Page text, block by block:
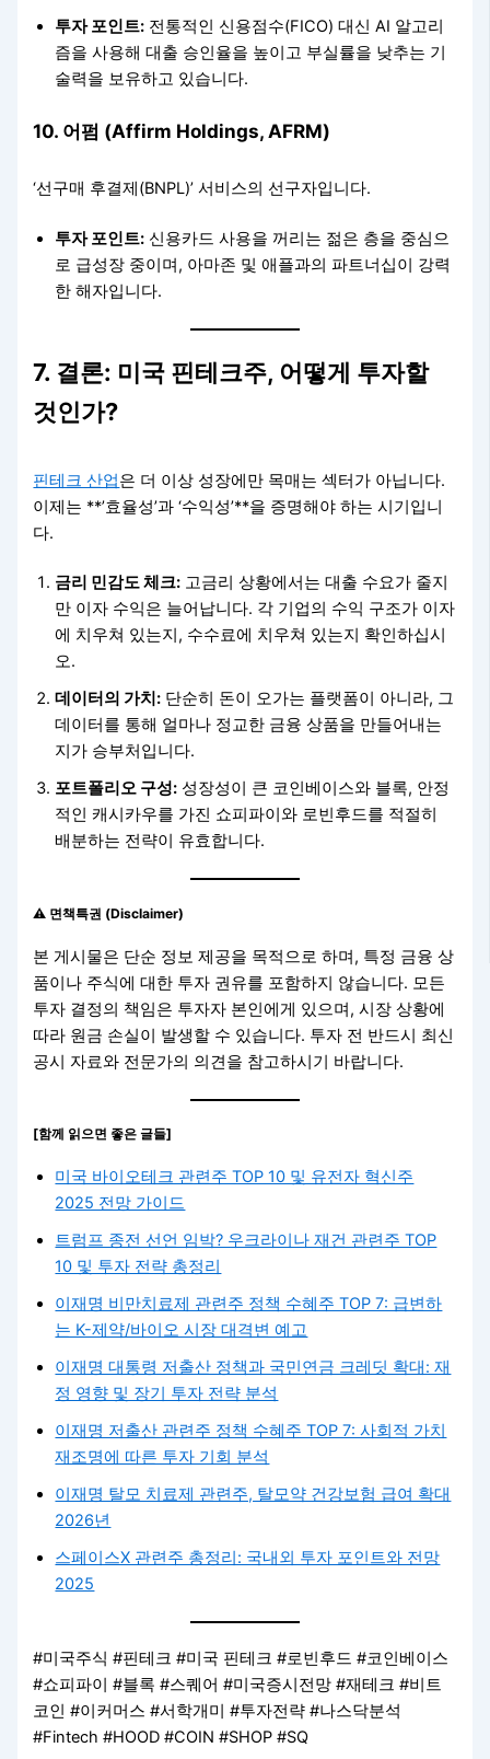
투자 포인트: 전통적인 신용점수(FICO) 대신 AI 알고리
즘을 사용해 대출 승인율을 높이고 부실률을 낮추는 기
술력을 보유하고 있습니다.
10. 어펌 (Affirm Holdings, AFRM)
‘선구매 후결제(BNPL)’ 서비스의 선구자입니다.
투자 포인트: 신용카드 사용을 꺼리는 젊은 층을 중심으
로 급성장 중이며, 아마존 및 애플과의 파트너십이 강력
한 해자입니다.
7. 결론: 미국 핀테크주, 어떻게 투자할
것인가?
핀테크 산업은 더 이상 성장에만 목매는 섹터가 아닙니다.
이제는 **’효율성’과 ‘수익성’**을 증명해야 하는 시기입니
다.
금리 민감도 체크: 고금리 상황에서는 대출 수요가 줄지
만 이자 수익은 늘어납니다. 각 기업의 수익 구조가 이자
에 치우쳐 있는지, 수수료에 치우쳐 있는지 확인하십시
오.
데이터의 가치: 단순히 돈이 오가는 플랫폼이 아니라, 그
데이터를 통해 얼마나 정교한 금융 상품을 만들어내는
지가 승부처입니다.
포트폴리오 구성: 성장성이 큰 코인베이스와 블록, 안정
적인 캐시카우를 가진 쇼피파이와 로빈후드를 적절히
배분하는 전략이 유효합니다.
⚠️ 면책특권 (Disclaimer)
본 게시물은 단순 정보 제공을 목적으로 하며, 특정 금융 상
품이나 주식에 대한 투자 권유를 포함하지 않습니다. 모든
투자 결정의 책임은 투자자 본인에게 있으며, 시장 상황에
따라 원금 손실이 발생할 수 있습니다. 투자 전 반드시 최신
공시 자료와 전문가의 의견을 참고하시기 바랍니다.
[함께 읽으면 좋은 글들]
미국 바이오테크 관련주 TOP 10 및 유전자 혁신주
2025 전망 가이드
트럼프 종전 선언 임박? 우크라이나 재건 관련주 TOP
10 및 투자 전략 총정리
이재명 비만치료제 관련주 정책 수혜주 TOP 7: 급변하
는 K-제약/바이오 시장 대격변 예고
이재명 대통령 저출산 정책과 국민연금 크레딧 확대: 재
정 영향 및 장기 투자 전략 분석
이재명 저출산 관련주 정책 수혜주 TOP 7: 사회적 가치
재조명에 따른 투자 기회 분석
이재명 탈모 치료제 관련주, 탈모약 건강보험 급여 확대
2026년
스페이스X 관련주 총정리: 국내외 투자 포인트와 전망
2025
#미국주식 #핀테크 #미국 핀테크 #로빈후드 #코인베이스
#쇼피파이 #블록 #스퀘어 #미국증시전망 #재테크 #비트
코인 #이커머스 #서학개미 #투자전략 #나스닥분석
#Fintech #HOOD #COIN #SHOP #SQ